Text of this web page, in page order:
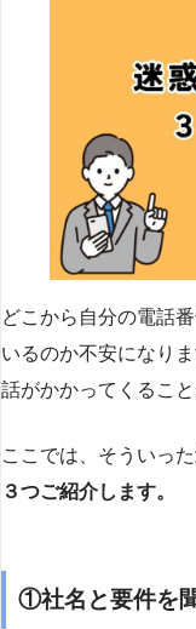
どこから自分の電話
いるのか不安になり
話がかかってくること
ここでは、そういった
３つご紹介します。
①社名と要件を